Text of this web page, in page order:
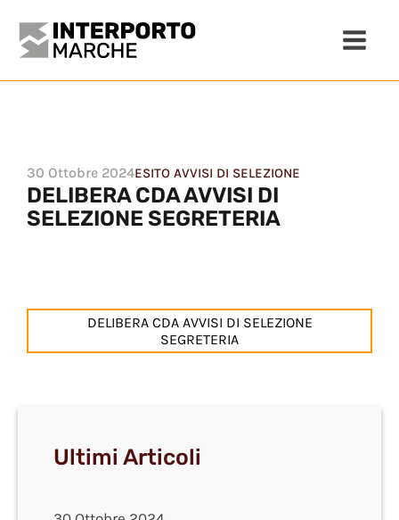
30 Ottobre 2024ESITO AVVISI DI SELEZIONE
DELIBERA CDA AVVISI DI
SELEZIONE SEGRETERIA
DELIBERA CDA AVVISI DI SELEZIONE
SEGRETERIA
Ultimi Articoli